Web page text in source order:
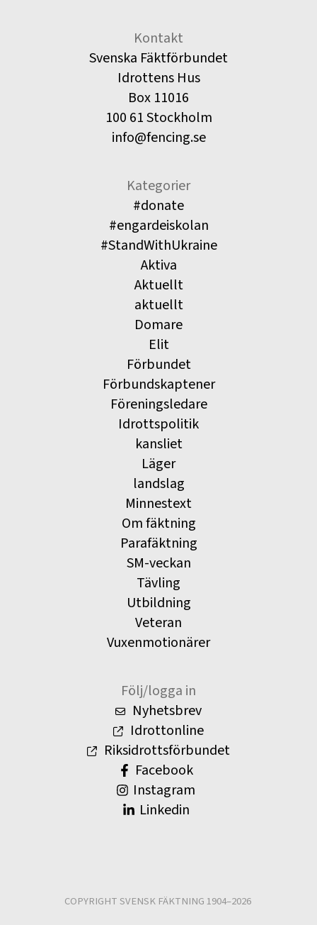
Kontakt
Svenska Fäktförbundet
Idrottens Hus
Box 11016
100 61 Stockholm
info@fencing.se
Kategorier
#donate
#engardeiskolan
#StandWithUkraine
Aktiva
Aktuellt
aktuellt
Domare
Elit
Förbundet
Förbundskaptener
Föreningsledare
Idrottspolitik
kansliet
Läger
landslag
Minnestext
Om fäktning
Parafäktning
SM-veckan
Tävling
Utbildning
Veteran
Vuxenmotionärer
Följ/logga in
Nyhetsbrev
Idrottonline
Riksidrottsförbundet
Facebook
Instagram
Linkedin
COPYRIGHT SVENSK FÄKTNING 1904–2026